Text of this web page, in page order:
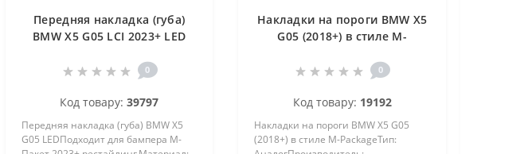
Передняя накладка (губа)
BMW X5 G05 LCI 2023+ LED
0
Код товару:39797
Передняя накладка (губа) BMW X5
G05 LEDПодходит для бампера М-
Накладки на пороги BMW X5
G05 (2018+) в стиле М-
0
Код товару: 19192
Накладки на пороги BMW X5 G05
(2018+) в стиле М-PackageТип: